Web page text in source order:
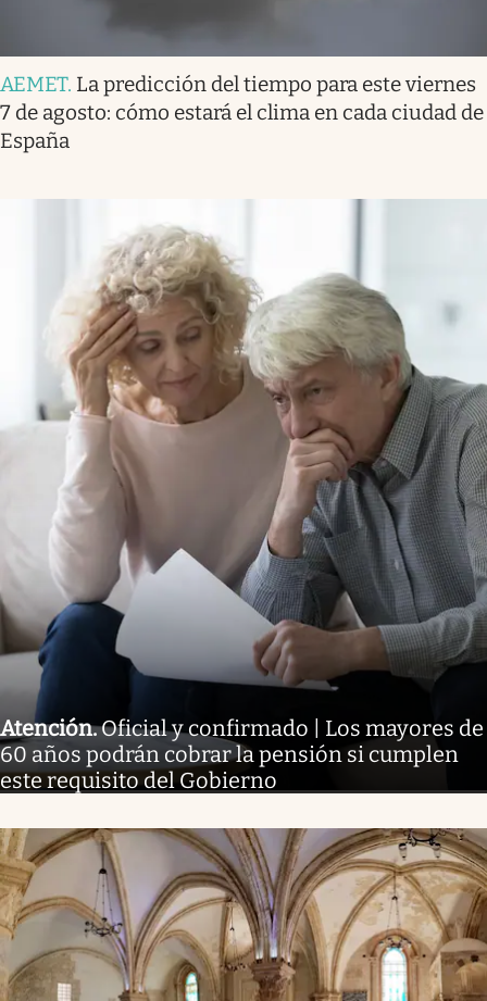
AEMET. La predicción del tiempo para este viernes
7 de agosto: cómo estará el clima en cada ciudad de
España
Atención.Oficial y confirmado | Los mayores de
60 años podrán cobrar la pensión si cumplen
este requisito del Gobierno